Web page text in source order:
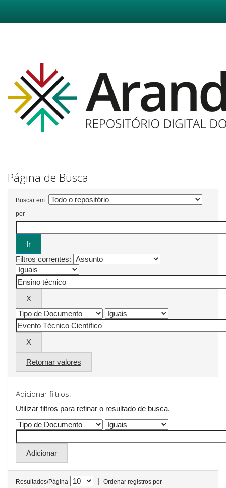
Página de Busca
Buscar em:
por
Filtros correntes:
Retornar valores
Adicionar filtros:
Utilizar filtros para refinar o resultado de busca.
Resultados/Página |
Ordenar registros por